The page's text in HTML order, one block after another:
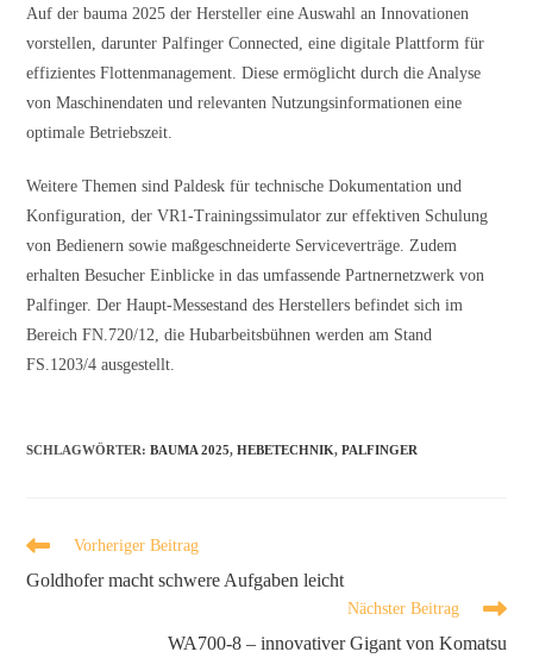
Auf der bauma 2025 der Hersteller eine Auswahl an Innovationen
vorstellen, darunter Palfinger Connected, eine digitale Plattform für
effizientes Flottenmanagement. Diese ermöglicht durch die Analyse
von Maschinendaten und relevanten Nutzungsinformationen eine
optimale Betriebszeit.
Weitere Themen sind Paldesk für technische Dokumentation und
Konfiguration, der VR1-Trainingssimulator zur effektiven Schulung
von Bedienern sowie maßgeschneiderte Serviceverträge. Zudem
erhalten Besucher Einblicke in das umfassende Partnernetzwerk von
Palfinger. Der Haupt-Messestand des Herstellers befindet sich im
Bereich FN.720/12, die Hubarbeitsbühnen werden am Stand
FS.1203/4 ausgestellt.
SCHLAGWÖRTER:BAUMA 2025, HEBETECHNIK, PALFINGER
Vorheriger Beitrag
Goldhofer macht schwere Aufgaben leicht
Nächster Beitrag
WA700-8 – innovativer Gigant von Komatsu